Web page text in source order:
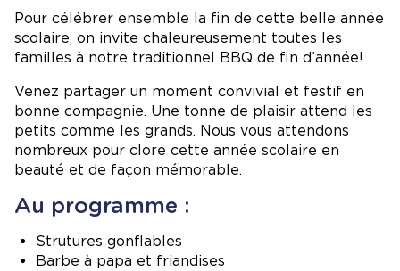
Pour célébrer ensemble la fin de cette belle année
scolaire, on invite chaleureusement toutes les
familles à notre traditionnel BBQ de fin d’année!
Venez partager un moment convivial et festif en
bonne compagnie. Une tonne de plaisir attend les
petits comme les grands. Nous vous attendons
nombreux pour clore cette année scolaire en
beauté et de façon mémorable.
Au programme :
Strutures gonflables
Barbe à papa et friandises